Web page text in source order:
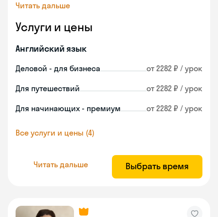
Читать дальше
Услуги и цены
Английский язык
Деловой - для бизнеса от 2282 ₽ / урок
Для путешествий от 2282 ₽ / урок
Для начинающих - премиум от 2282 ₽ / урок
Все услуги и цены (4)
Читать дальше Выбрать время